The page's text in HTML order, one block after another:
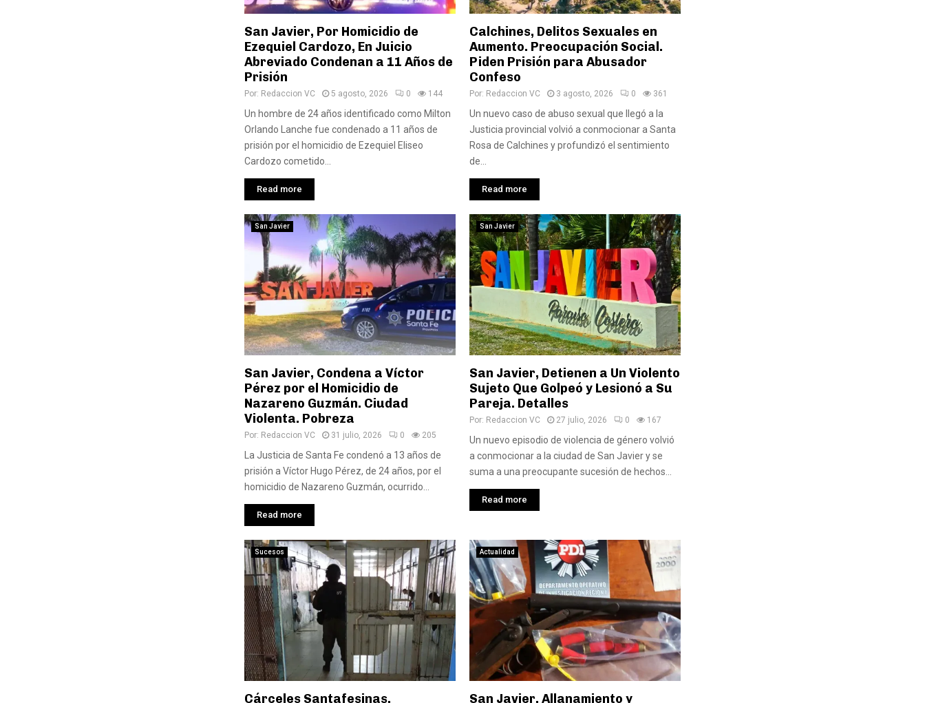
San Javier, Por Homicidio de
Ezequiel Cardozo, En Juicio
Abreviado Condenan a 11 Años de
Prisión
Por: Redaccion VC 5 agosto, 2026 0 144
Un hombre de 24 años identificado como Milton
Orlando Lanche fue condenado a 11 años de
prisión por el homicidio de Ezequiel Eliseo
Cardozo cometido...
Read more
Calchines, Delitos Sexuales en
Aumento. Preocupación Social.
Piden Prisión para Abusador
Confeso
Por: Redaccion VC 3 agosto, 2026 0 361
Un nuevo caso de abuso sexual que llegó a la
Justicia provincial volvió a conmocionar a Santa
Rosa de Calchines y profundizó el sentimiento
de...
Read more
San Javier
San Javier, Condena a Víctor
Pérez por el Homicidio de
Nazareno Guzmán. Ciudad
Violenta. Pobreza
Por: Redaccion VC 31 julio, 2026 0 205
La Justicia de Santa Fe condenó a 13 años de
prisión a Víctor Hugo Pérez, de 24 años, por el
homicidio de Nazareno Guzmán, ocurrido...
Read more
San Javier
San Javier, Detienen a Un Violento
Sujeto Que Golpeó y Lesionó a Su
Pareja. Detalles
Por: Redaccion VC 27 julio, 2026 0 167
Un nuevo episodio de violencia de género volvió
a conmocionar a la ciudad de San Javier y se
suma a una preocupante sucesión de hechos...
Read more
Sucesos
Cárceles Santafesinas,
Actualidad
San Javier, Allanamiento y